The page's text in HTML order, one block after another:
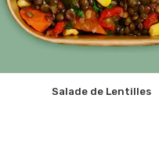
Salade de Lentilles